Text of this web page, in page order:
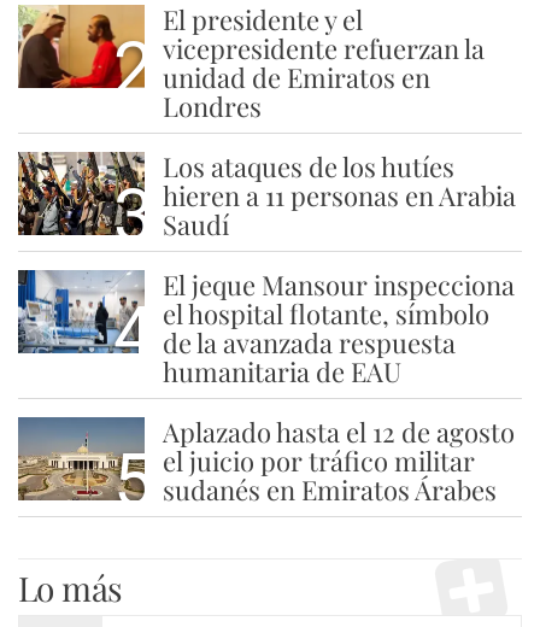
2
El presidente y el
vicepresidente refuerzan la
unidad de Emiratos en
Londres
3
Los ataques de los hutíes
hieren a 11 personas en Arabia
Saudí
4
El jeque Mansour inspecciona
el hospital flotante, símbolo
de la avanzada respuesta
humanitaria de EAU
5
Aplazado hasta el 12 de agosto
el juicio por tráfico militar
sudanés en Emiratos Árabes
Lo más